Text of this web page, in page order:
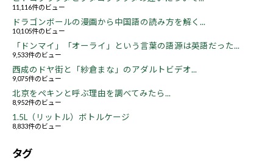
11,116件のビュー
ドラゴンボールの漫画から中国語の読み方を解く...
10,105件のビュー
「ドンマイ」「オーライ」という言葉の語源は英語だった...
9,533件のビュー
西成のドヤ街と「紗倉まな」のアダルトビデオ...
9,075件のビュー
北京をペキンと呼ぶ理由を調べてみたら...
8,952件のビュー
1.5L（リットル）ボトルケージ
8,833件のビュー
タグ